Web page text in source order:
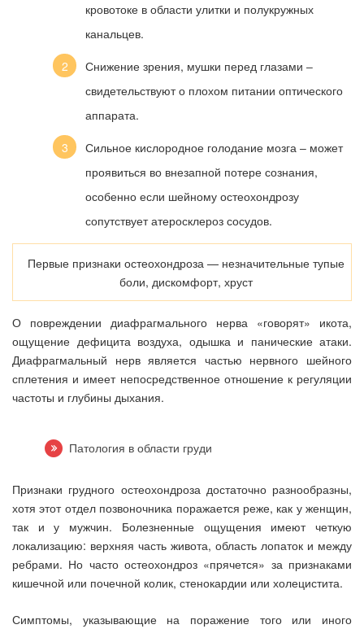
кровотоке в области улитки и полукружных
канальцев.
Снижение зрения, мушки перед глазами ‒
свидетельствуют о плохом питании оптического
аппарата.
Сильное кислородное голодание мозга ‒ может
проявиться во внезапной потере сознания,
особенно если шейному остеохондрозу
сопутствует атеросклероз сосудов.
Первые признаки остеохондроза — незначительные тупые
боли, дискомфорт, хруст
О повреждении диафрагмального нерва «говорят» икота,
ощущение дефицита воздуха, одышка и панические атаки.
Диафрагмальный нерв является частью нервного шейного
сплетения и имеет непосредственное отношение к регуляции
частоты и глубины дыхания.
Патология в области груди
Признаки грудного остеохондроза достаточно разнообразны,
хотя этот отдел позвоночника поражается реже, как у женщин,
так и у мужчин. Болезненные ощущения имеют четкую
локализацию: верхняя часть живота, область лопаток и между
ребрами. Но часто остеохондроз «прячется» за признаками
кишечной или почечной колик, стенокардии или холецистита.
Симптомы, указывающие на поражение того или иного